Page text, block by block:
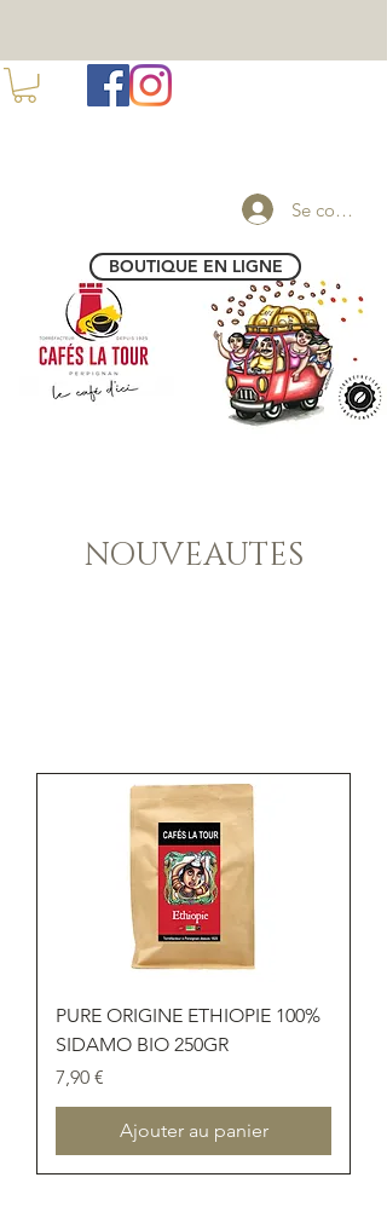
Se connecter
BOUTIQUE EN LIGNE
NOUVEAUTES
PURE ORIGINE ETHIOPIE 100%
SIDAMO BIO 250GR
Prix
7,90 €
Ajouter au panier